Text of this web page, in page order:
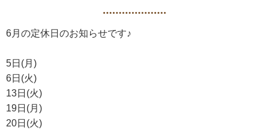
6月の定休日のお知らせです♪
5日(月)
6日(火)
13日(火)
19日(月)
20日(火)